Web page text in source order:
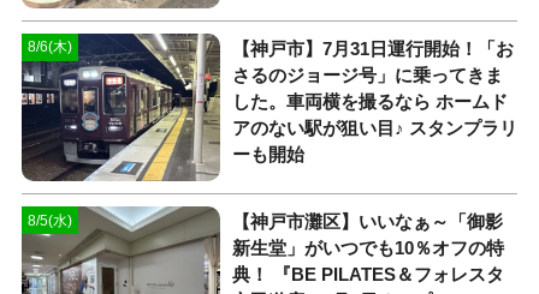
8/6(木)
【神戸市】7月31日運行開始！「お
さるのジョージ号」に乗ってきま
した。車両横を撮るなら ホームド
アのない駅が狙い目♪ スタンプラリ
ーも開始
8/5(水)
【神戸市灘区】いいなぁ～「御影
新生堂」がいつでも10％オフの特
典！ 『BE PILATES＆フォレスタ